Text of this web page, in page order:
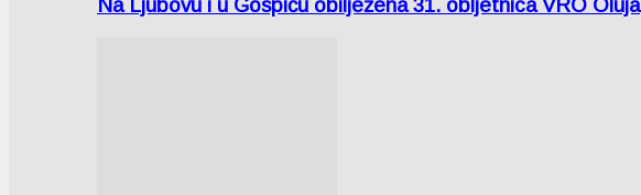
Na Ljubovu i u Gospiću obilježena 31. obljetnica VRO Oluja